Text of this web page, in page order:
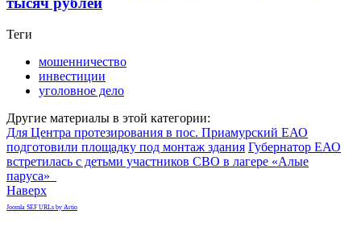
Теги
мошенничество
инвестиции
уголовное дело
Другие материалы в этой категории:
Для Центра протезирования в пос. Приамурский ЕАО
подготовили площадку под монтаж здания Губернатор ЕАО
встретилась с детьми участников СВО в лагере «Алые
паруса»
Наверх
Joomla SEF URLs by Artio